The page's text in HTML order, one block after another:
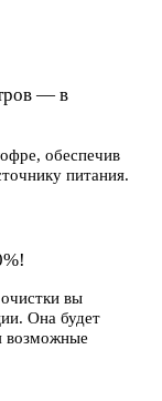
— в
обеспечив
питания.
вы
Она будет
возможные